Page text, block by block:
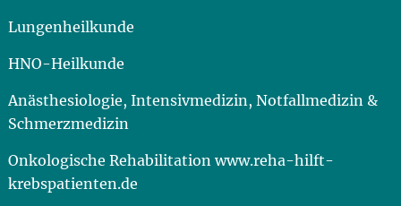
Lungenheilkunde
HNO-Heilkunde
Anästhesiologie, Intensivmedizin, Notfallmedizin &
Schmerzmedizin
Onkologische Rehabilitation www.reha-hilft-
krebspatienten.de